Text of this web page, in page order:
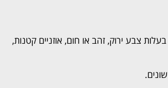
צבע ירוק, זהב או חום, אוזניים קטנות,